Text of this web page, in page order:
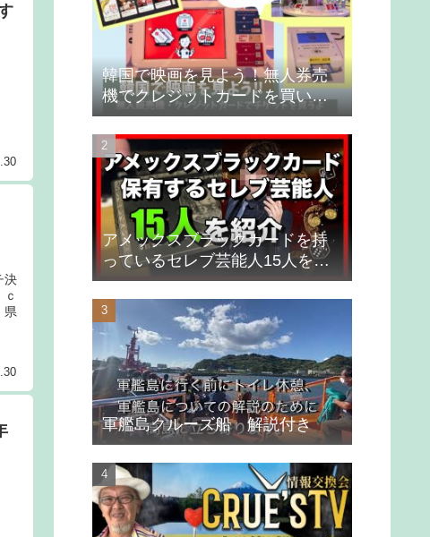
決
県
韓国で映画を見よう！無人券売
機でクレジットカードを買いま
す
アメックスブラックカードを持
っているセレブ芸能人15人を紹
介
軍艦島クルーズ船 解説付き